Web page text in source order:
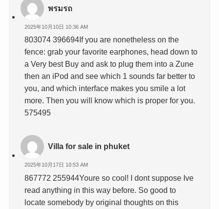
พรมรถ
2025年10月10日 10:36 AM
803074 396694If you are nonetheless on the
fence: grab your favorite earphones, head down to
a Very best Buy and ask to plug them into a Zune
then an iPod and see which 1 sounds far better to
you, and which interface makes you smile a lot
more. Then you will know which is proper for you.
575495
Villa for sale in phuket
2025年10月17日 10:53 AM
867772 255944Youre so cool! I dont suppose Ive
read anything in this way before. So good to
locate somebody by original thoughts on this